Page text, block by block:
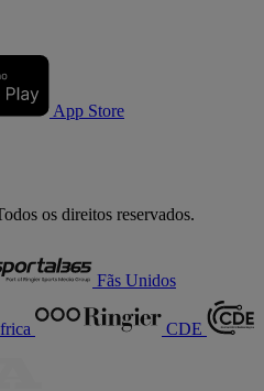
App Store
os direitos reservados.
Fãs Unidos
CDE